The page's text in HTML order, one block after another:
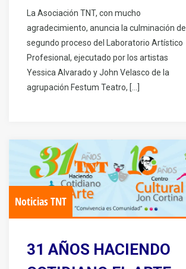
La Asociación TNT, con mucho
agradecimiento, anuncia la culminación del
segundo proceso del Laboratorio Artístico
Profesional, ejecutado por los artistas
Yessica Alvarado y John Velasco de la
agrupación Festum Teatro, […]
Noticias TNT
31 AÑOS HACIENDO